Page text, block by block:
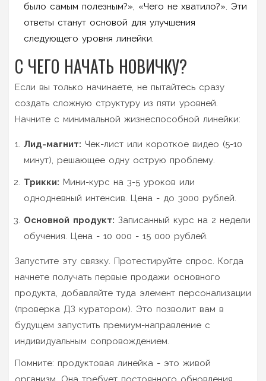
было самым полезным?», «Чего не хватило?». Эти
ответы станут основой для улучшения
следующего уровня линейки.
С ЧЕГО НАЧАТЬ НОВИЧКУ?
Если вы только начинаете, не пытайтесь сразу
создать сложную структуру из пяти уровней.
Начните с минимальной жизнеспособной линейки:
Лид-магнит: Чек-лист или короткое видео (5-10
минут), решающее одну острую проблему.
Трикки: Мини-курс на 3-5 уроков или
однодневный интенсив. Цена - до 3000 рублей.
Основной продукт: Записанный курс на 2 недели
обучения. Цена - 10 000 - 15 000 рублей.
Запустите эту связку. Протестируйте спрос. Когда
начнете получать первые продажи основного
продукта, добавляйте туда элемент персонализации
(проверка ДЗ куратором). Это позволит вам в
будущем запустить премиум-направление с
индивидуальным сопровождением.
Помните: продуктовая линейка - это живой